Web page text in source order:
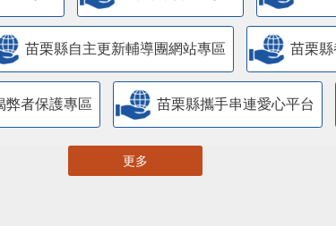
苗栗縣自主更新輔導團網站專區 苗栗
弊者保護專區 苗栗縣攜手串連愛心平台
更多